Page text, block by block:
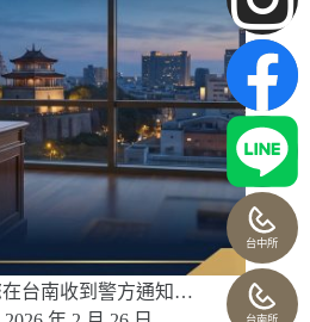
在台南收到警方通知…
台中所
台南所